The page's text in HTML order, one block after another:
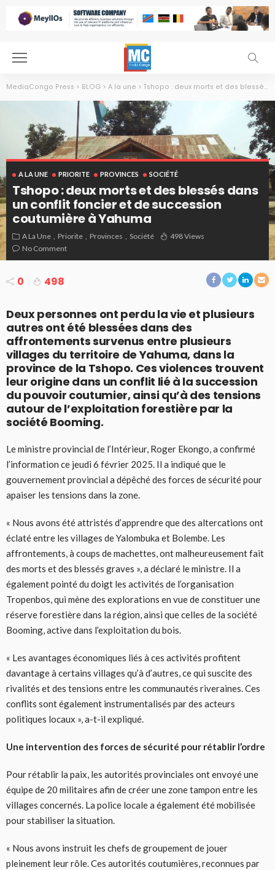
MediaCongo Press > BLOG > A la une > Tshopo : deux morts et des blessés dans un conflit foncier et de succession coutumière à Yahuma
A LA UNE PRIORITE PROVINCES SOCIÉTÉ
Tshopo : deux morts et des blessés dans
un conflit foncier et de succession
coutumière à Yahuma
A La Une Priorite Provinces Société
498 Views
No Comment
0 498
Deux personnes ont perdu la vie et plusieurs
autres ont été blessées dans des
affrontements survenus entre plusieurs
villages du territoire de Yahuma, dans la
province de la Tshopo. Ces violences trouvent
leur origine dans un conflit lié à la succession
du pouvoir coutumier, ainsi qu’à des tensions
autour de l’exploitation forestière par la
société Booming.
Le ministre provincial de l’Intérieur, Roger Ekongo, a confirmé
l’information ce jeudi 6 février 2025. Il a indiqué que le
gouvernement provincial a dépêché des forces de sécurité pour
apaiser les tensions dans la zone.
« Nous avons été attristés d’apprendre que des altercations ont
éclaté entre les villages de Yalombuka et Bolembe. Les
affrontements, à coups de machettes, ont malheureusement fait
des morts et des blessés graves », a déclaré le ministre. Il a
également pointé du doigt les activités de l’organisation
Tropenbos, qui mène des explorations en vue de constituer une
réserve forestière dans la région, ainsi que celles de la société
Booming, active dans l’exploitation du bois.
« Les avantages économiques liés à ces activités profitent
davantage à certains villages qu’à d’autres, ce qui suscite des
rivalités et des tensions entre les communautés riveraines. Ces
conflits sont également instrumentalisés par des acteurs
politiques locaux », a-t-il expliqué.
Une intervention des forces de sécurité pour rétablir l’ordre
Pour rétablir la paix, les autorités provinciales ont envoyé une
équipe de 20 militaires afin de créer une zone tampon entre les
villages concernés. La police locale a également été mobilisée
pour stabiliser la situation.
« Nous avons instruit les chefs de groupement de jouer
pleinement leur rôle. Ces autorités coutumières, reconnues par